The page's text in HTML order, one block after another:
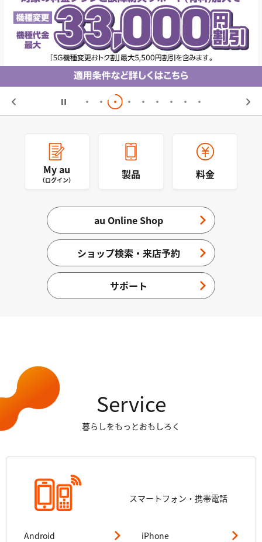
My au
（ログイン） 製品 料金
au Online Shop
ショップ検索・来店予約
サポート
Service
暮らしをもっとおもしろく
スマートフォン・ 携帯電話
Android
iPhone